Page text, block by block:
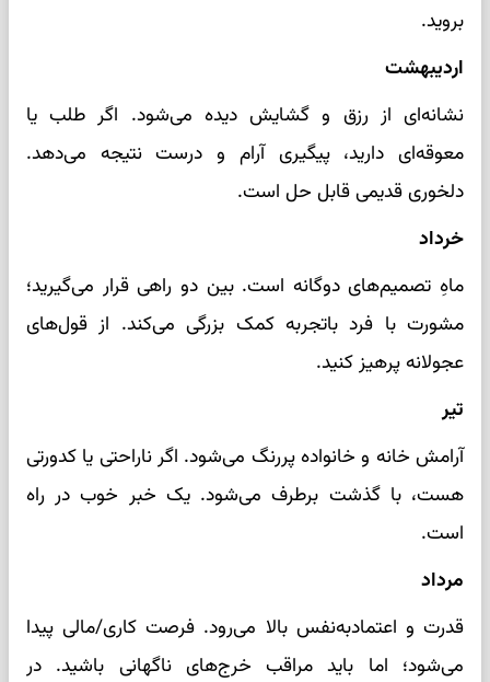
بروید.
اردیبهشت
نشانه‌ای از رزق و گشایش دیده می‌شود. اگر طلب یا
معوقه‌ای دارید، پیگیری آرام و درست نتیجه می‌دهد.
دلخوری قدیمی قابل حل است.
خرداد
ماهِ تصمیم‌های دوگانه است. بین دو راهی قرار می‌گیرید؛
مشورت با فرد باتجربه کمک بزرگی می‌کند. از قول‌های
عجولانه پرهیز کنید.
تیر
آرامش خانه و خانواده پررنگ می‌شود. اگر ناراحتی یا کدورتی
هست، با گذشت برطرف می‌شود. یک خبر خوب در راه
است.
مرداد
قدرت و اعتمادبه‌نفس بالا می‌رود. فرصت کاری/مالی پیدا
می‌شود؛ اما باید مراقب خرج‌های ناگهانی باشید. در